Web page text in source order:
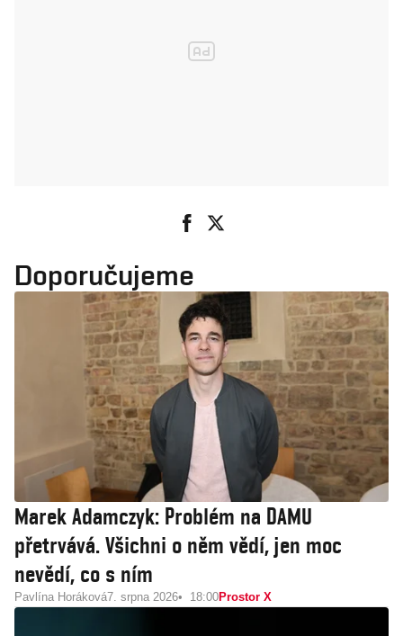
Doporučujeme
Marek Adamczyk: Problém na DAMU
přetrvává. Všichni o něm vědí, jen moc
nevědí, co s ním
Pavlína Horáková7. srpna 2026 18:00Prostor X